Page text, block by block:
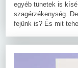
egyéb tünetek is
szagérzékenység.
fejünk is? És mit